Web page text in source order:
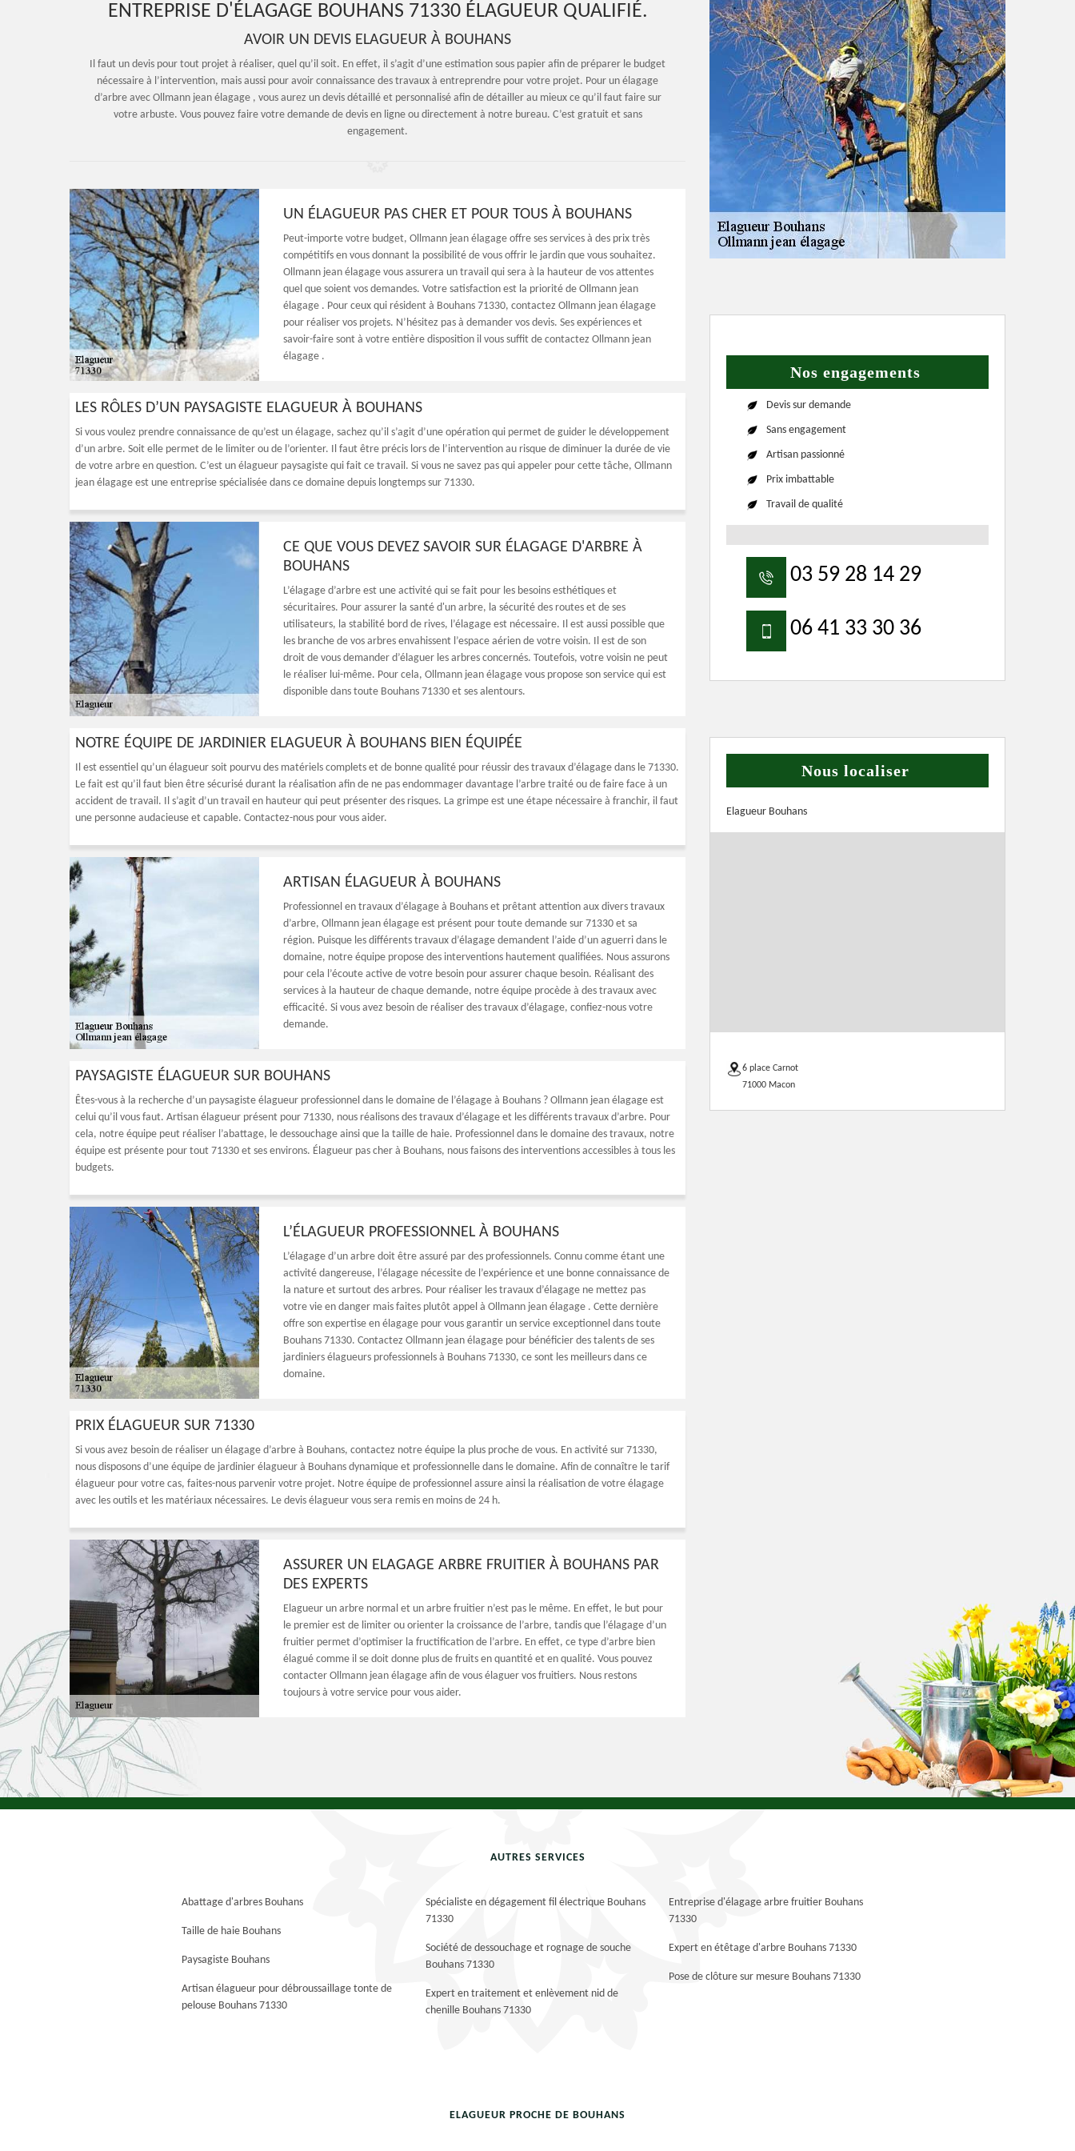
ENTREPRISE D'ÉLAGAGE BOUHANS 71330 ÉLAGUEUR QUALIFIÉ.
AVOIR UN DEVIS ELAGUEUR À BOUHANS
Il faut un devis pour tout projet à réaliser, quel qu’il soit. En effet, il s’agit d’une estimation sous papier afin de préparer le budget
nécessaire à l’intervention, mais aussi pour avoir connaissance des travaux à entreprendre pour votre projet. Pour un élagage
d’arbre avec Ollmann jean élagage , vous aurez un devis détaillé et personnalisé afin de détailler au mieux ce qu’il faut faire sur
votre arbuste. Vous pouvez faire votre demande de devis en ligne ou directement à notre bureau. C’est gratuit et sans
engagement.
UN ÉLAGUEUR PAS CHER ET POUR TOUS À BOUHANS
Peut-importe votre budget, Ollmann jean élagage offre ses services à des prix très
compétitifs en vous donnant la possibilité de vous offrir le jardin que vous souhaitez.
Ollmann jean élagage vous assurera un travail qui sera à la hauteur de vos attentes
quel que soient vos demandes. Votre satisfaction est la priorité de Ollmann jean
élagage . Pour ceux qui résident à Bouhans 71330, contactez Ollmann jean élagage
pour réaliser vos projets. N’hésitez pas à demander vos devis. Ses expériences et
savoir-faire sont à votre entière disposition il vous suffit de contactez Ollmann jean
élagage .
LES RÔLES D’UN PAYSAGISTE ELAGUEUR À BOUHANS
Si vous voulez prendre connaissance de qu’est un élagage, sachez qu’il s’agit d’une opération qui permet de guider le développement
d’un arbre. Soit elle permet de le limiter ou de l’orienter. Il faut être précis lors de l’intervention au risque de diminuer la durée de vie
de votre arbre en question. C’est un élagueur paysagiste qui fait ce travail. Si vous ne savez pas qui appeler pour cette tâche, Ollmann
jean élagage est une entreprise spécialisée dans ce domaine depuis longtemps sur 71330.
CE QUE VOUS DEVEZ SAVOIR SUR ÉLAGAGE D'ARBRE À
BOUHANS
L’élagage d’arbre est une activité qui se fait pour les besoins esthétiques et
sécuritaires. Pour assurer la santé d'un arbre, la sécurité des routes et de ses
utilisateurs, la stabilité bord de rives, l’élagage est nécessaire. Il est aussi possible que
les branche de vos arbres envahissent l’espace aérien de votre voisin. Il est de son
droit de vous demander d’élaguer les arbres concernés. Toutefois, votre voisin ne peut
le réaliser lui-même. Pour cela, Ollmann jean élagage vous propose son service qui est
disponible dans toute Bouhans 71330 et ses alentours.
NOTRE ÉQUIPE DE JARDINIER ELAGUEUR À BOUHANS BIEN ÉQUIPÉE
Il est essentiel qu’un élagueur soit pourvu des matériels complets et de bonne qualité pour réussir des travaux d’élagage dans le 71330.
Le fait est qu’il faut bien être sécurisé durant la réalisation afin de ne pas endommager davantage l’arbre traité ou de faire face à un
accident de travail. Il s’agit d’un travail en hauteur qui peut présenter des risques. La grimpe est une étape nécessaire à franchir, il faut
une personne audacieuse et capable. Contactez-nous pour vous aider.
ARTISAN ÉLAGUEUR À BOUHANS
Professionnel en travaux d’élagage à Bouhans et prêtant attention aux divers travaux
d’arbre, Ollmann jean élagage est présent pour toute demande sur 71330 et sa
région. Puisque les différents travaux d’élagage demandent l’aide d’un aguerri dans le
domaine, notre équipe propose des interventions hautement qualifiées. Nous assurons
pour cela l’écoute active de votre besoin pour assurer chaque besoin. Réalisant des
services à la hauteur de chaque demande, notre équipe procède à des travaux avec
efficacité. Si vous avez besoin de réaliser des travaux d’élagage, confiez-nous votre
demande.
PAYSAGISTE ÉLAGUEUR SUR BOUHANS
Êtes-vous à la recherche d’un paysagiste élagueur professionnel dans le domaine de l’élagage à Bouhans ? Ollmann jean élagage est
celui qu’il vous faut. Artisan élagueur présent pour 71330, nous réalisons des travaux d’élagage et les différents travaux d’arbre. Pour
cela, notre équipe peut réaliser l’abattage, le dessouchage ainsi que la taille de haie. Professionnel dans le domaine des travaux, notre
équipe est présente pour tout 71330 et ses environs. Élagueur pas cher à Bouhans, nous faisons des interventions accessibles à tous les
budgets.
L’ÉLAGUEUR PROFESSIONNEL À BOUHANS
L’élagage d’un arbre doit être assuré par des professionnels. Connu comme étant une
activité dangereuse, l’élagage nécessite de l’expérience et une bonne connaissance de
la nature et surtout des arbres. Pour réaliser les travaux d’élagage ne mettez pas
votre vie en danger mais faites plutôt appel à Ollmann jean élagage . Cette dernière
offre son expertise en élagage pour vous garantir un service exceptionnel dans toute
Bouhans 71330. Contactez Ollmann jean élagage pour bénéficier des talents de ses
jardiniers élagueurs professionnels à Bouhans 71330, ce sont les meilleurs dans ce
domaine.
PRIX ÉLAGUEUR SUR 71330
Si vous avez besoin de réaliser un élagage d’arbre à Bouhans, contactez notre équipe la plus proche de vous. En activité sur 71330,
nous disposons d’une équipe de jardinier élagueur à Bouhans dynamique et professionnelle dans le domaine. Afin de connaître le tarif
élagueur pour votre cas, faites-nous parvenir votre projet. Notre équipe de professionnel assure ainsi la réalisation de votre élagage
avec les outils et les matériaux nécessaires. Le devis élagueur vous sera remis en moins de 24 h.
ASSURER UN ELAGAGE ARBRE FRUITIER À BOUHANS PAR
DES EXPERTS
Elagueur un arbre normal et un arbre fruitier n’est pas le même. En effet, le but pour
le premier est de limiter ou orienter la croissance de l’arbre, tandis que l’élagage d’un
fruitier permet d’optimiser la fructification de l’arbre. En effet, ce type d’arbre bien
élagué comme il se doit donne plus de fruits en quantité et en qualité. Vous pouvez
contacter Ollmann jean élagage afin de vous élaguer vos fruitiers. Nous restons
toujours à votre service pour vous aider.
Nos engagements
Devis sur demande
Sans engagement
Artisan passionné
Prix imbattable
Travail de qualité
03 59 28 14 29
06 41 33 30 36
Nous localiser
Elagueur Bouhans
6 place Carnot
71000 Macon
AUTRES SERVICES
Abattage d'arbres Bouhans
Taille de haie Bouhans
Paysagiste Bouhans
Artisan élagueur pour débroussaillage tonte de
pelouse Bouhans 71330
Spécialiste en dégagement fil électrique Bouhans
71330
Société de dessouchage et rognage de souche
Bouhans 71330
Expert en traitement et enlèvement nid de
chenille Bouhans 71330
Entreprise d'élagage arbre fruitier Bouhans
71330
Expert en étêtage d'arbre Bouhans 71330
Pose de clôture sur mesure Bouhans 71330
ELAGUEUR PROCHE DE BOUHANS